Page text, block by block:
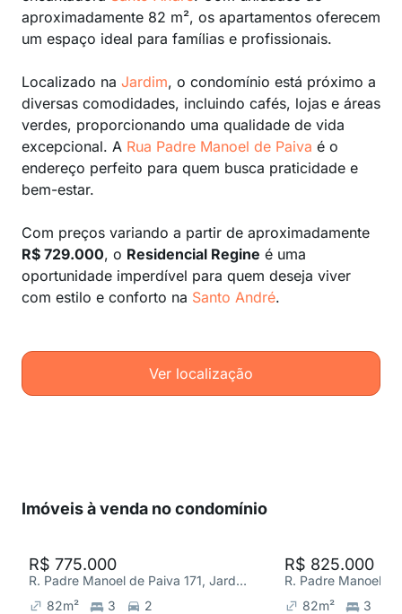
aproximadamente 82 m², os apartamentos oferecem
um espaço ideal para famílias e profissionais.
Localizado na Jardim, o condomínio está próximo a
diversas comodidades, incluindo cafés, lojas e áreas
verdes, proporcionando uma qualidade de vida
excepcional. A Rua Padre Manoel de Paiva é o
endereço perfeito para quem busca praticidade e
bem-estar.
Com preços variando a partir de aproximadamente
R$ 729.000, o Residencial Regine é uma
oportunidade imperdível para quem deseja viver
com estilo e conforto na Santo André.
Ver localização
Imóveis à venda no condomínio
R$ 775.000
R. Padre Manoel de Paiva 171, Jardim
82m² 3
2
R$ 825.000
82m² 3